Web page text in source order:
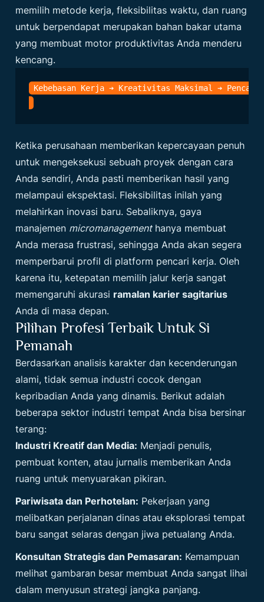
memilih metode kerja, fleksibilitas waktu, dan ruang
untuk berpendapat merupakan bahan bakar utama
yang membuat motor produktivitas Anda menderu
kencang.
Ketika perusahaan memberikan kepercayaan penuh
untuk mengeksekusi sebuah proyek dengan cara
Anda sendiri, Anda pasti memberikan hasil yang
melampaui ekspektasi. Fleksibilitas inilah yang
melahirkan inovasi baru. Sebaliknya, gaya
manajemen micromanagementhanya membuat
Anda merasa frustrasi, sehingga Anda akan segera
memperbarui profil di platform pencari kerja. Oleh
karena itu, ketepatan memilih jalur kerja sangat
memengaruhi akurasi ramalan karier sagitarius
Anda di masa depan.
Pilihan Profesi Terbaik Untuk Si
Pemanah
Berdasarkan analisis karakter dan kecenderungan
alami, tidak semua industri cocok dengan
kepribadian Anda yang dinamis. Berikut adalah
beberapa sektor industri tempat Anda bisa bersinar
terang:
Industri Kreatif dan Media: Menjadi penulis,
pembuat konten, atau jurnalis memberikan Anda
ruang untuk menyuarakan pikiran.
Pariwisata dan Perhotelan: Pekerjaan yang
melibatkan perjalanan dinas atau eksplorasi tempat
baru sangat selaras dengan jiwa petualang Anda.
Konsultan Strategis dan Pemasaran: Kemampuan
melihat gambaran besar membuat Anda sangat lihai
dalam menyusun strategi jangka panjang.